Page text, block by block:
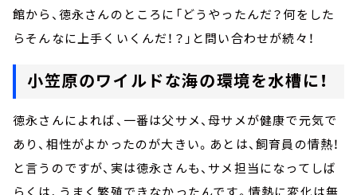
館から、徳永さんのところに「どうやったんだ？何をした
らそんなに上手くいくんだ！？」と問い合わせが続々！
小笠原のワイルドな海の環境を水槽に！
徳永さんによれば、一番は父サメ、母サメが健康で元気で
あり、相性がよかったのが大きい。あとは、飼育員の情熱！
と言うのですが、実は徳永さんも、サメ担当になってしば
らくは、うまく繁殖できなかったんです。情熱に変化は無